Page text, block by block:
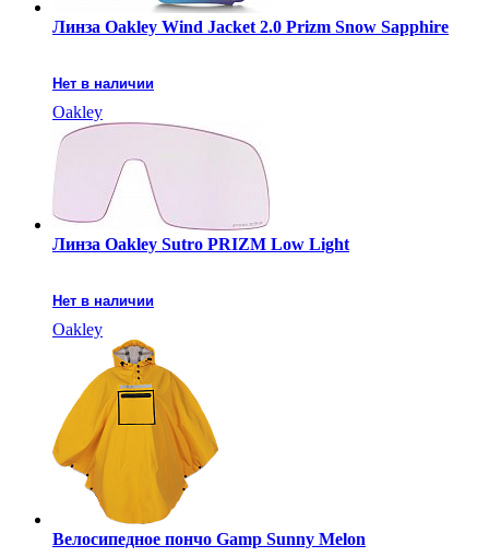
Линза Oakley Wind Jacket 2.0 Prizm Snow Sapphire
Нет в наличии
Oakley
Линза Oakley Sutro PRIZM Low Light
Нет в наличии
Oakley
Велосипедное пончо Gamp Sunny Melon